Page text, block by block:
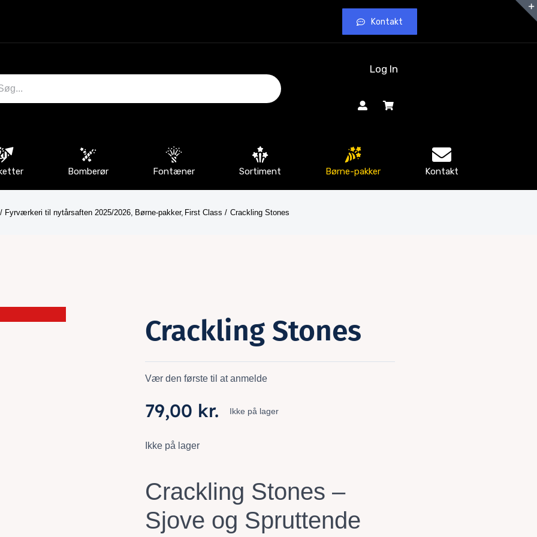
Kontakt
Log In
Bomberør Fontæner Sortiment Børne-pakker Kontakt
Fyrværkeri til nytårsaften 2025/2026 Børne-pakker First Class Crackling Stones
Crackling Stones
Vær den første til at anmelde
79,00 kr. Ikke på lager
Ikke på lager
Crackling Stones –
Sjove og Spruttende